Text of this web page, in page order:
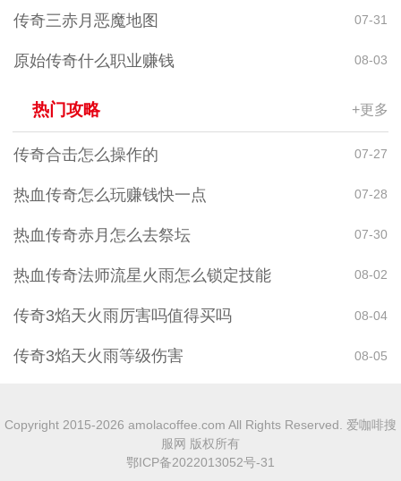
传奇三赤月恶魔地图 07-31
原始传奇什么职业赚钱 08-03
热门攻略 +更多
传奇合击怎么操作的 07-27
热血传奇怎么玩赚钱快一点 07-28
热血传奇赤月怎么去祭坛 07-30
热血传奇法师流星火雨怎么锁定技能 08-02
传奇3焰天火雨厉害吗值得买吗 08-04
传奇3焰天火雨等级伤害 08-05
Copyright 2015-2026 amolacoffee.com All Rights Reserved. 爱咖啡搜
服网 版权所有
鄂ICP备2022013052号-31